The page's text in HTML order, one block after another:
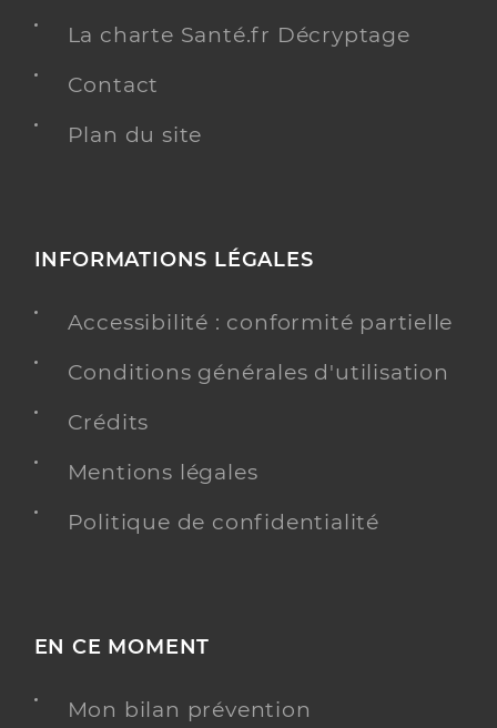
La charte Santé.fr Décryptage
Contact
Plan du site
INFORMATIONS LÉGALES
Accessibilité : conformité partielle
Conditions générales d'utilisation
Crédits
Mentions légales
Politique de confidentialité
EN CE MOMENT
Mon bilan prévention